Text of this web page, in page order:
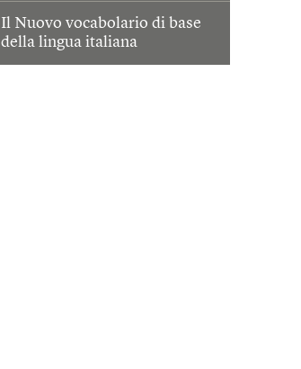
Il Nuovo vocabolario di base
della lingua italiana